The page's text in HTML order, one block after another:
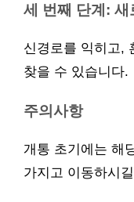
세 번째 단계: 새
신경로를 익히고,
찾을 수 있습니다.
주의사항
개통 초기에는 해
가지고 이동하시